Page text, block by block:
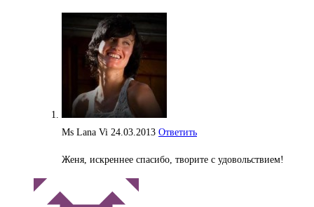
Ms Lana Vi 24.03.2013 Ответить
Женя, искреннее спасибо, творите с удовольствием!